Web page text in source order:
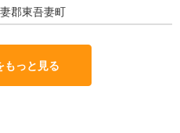
郡東吾妻町
もっと見る